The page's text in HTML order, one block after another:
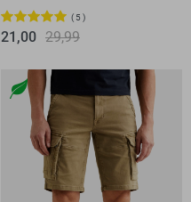
5
21,00 29,99